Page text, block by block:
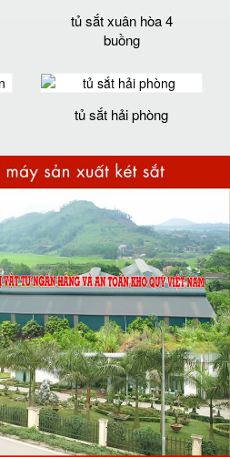
tủ sắt xuân hòa 4
buồng
tủ sắt hải phòng